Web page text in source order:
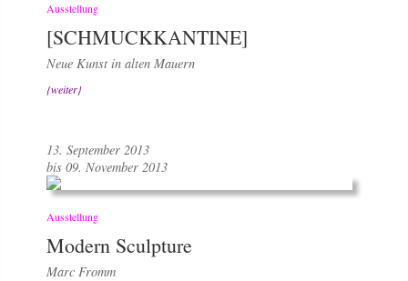
Ausstellung
[SCHMUCKKANTINE]
Neue Kunst in alten Mauern
{weiter}
13. September 2013
bis 09. November 2013
Ausstellung
Modern Sculpture
Marc Fromm